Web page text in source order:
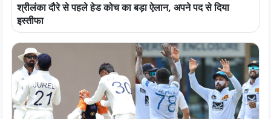
श्रीलंका दौरे से पहले हेड कोच का बड़ा ऐलान, अपने पद से दिया
इस्तीफा